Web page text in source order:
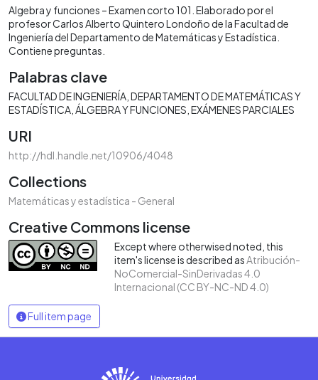
Algebra y funciones – Examen corto 101. Elaborado por el
profesor Carlos Alberto Quintero Londoño de la Facultad de
Ingeniería del Departamento de Matemáticas y Estadística.
Contiene preguntas.
Palabras clave
FACULTAD DE INGENIERÍA DEPARTAMENTO DE MATEMÁTICAS Y
ESTADÍSTICA ÁLGEBRA Y FUNCIONES EXÁMENES PARCIALES
URI
http://hdl.handle.net/10906/4048
Collections
Matemáticas y estadística - General
Creative Commons license
Except where otherwised noted, this
item's license is described asAtribución-
NoComercial-SinDerivadas 4.0
Internacional (CC BY-NC-ND 4.0)
Full item page